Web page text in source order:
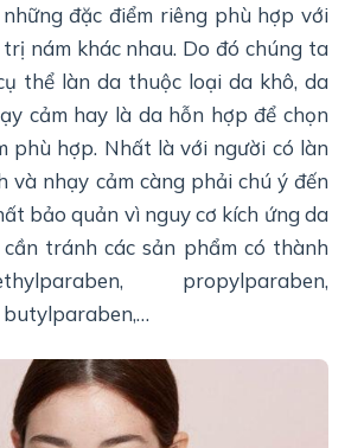
đặc điểm riêng phù hợp với
nám khác nhau. Do đó chúng ta
thể làn da thuộc loại da khô, da
cảm hay là da hỗn hợp để chọn
phù hợp. Nhất là với người có làn
và nhạy cảm càng phải chú ý đến
bảo quản vì nguy cơ kích ứng da
tránh các sản phẩm có thành
propylparaben,